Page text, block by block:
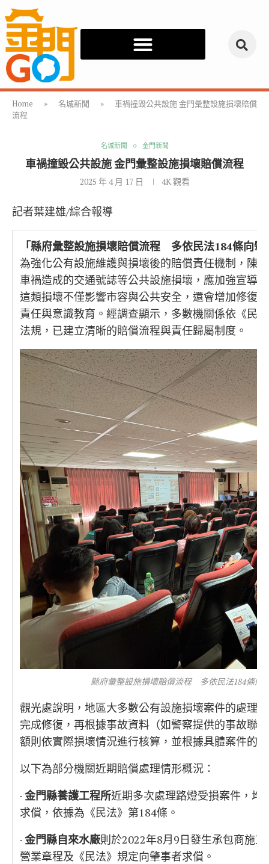
Home » 名城新聞 »
車禍撞毀公共設施 金門彙整設施損壞賠償
流程
名城新聞 金門新聞
車禍撞毀公共設施 金門彙整設施損壞賠償流程
2025 年 4 月 17 日 4K觀看
記者葉建雄/綜合報導
「縣府彙整設施損壞賠償流程 多依民法184條向肇
為強化公有設施維護與損壞後的賠償責任機制，陳
車禍造成的交通號誌等公共設施損壞，應加強宣導
這類損壞不僅影響市容與公共安全，還會增加修復
責任與意識教育。經調查顯示，多數機關係依《民
法規，已建立清晰的賠償流程與責任歸屬制度。
縣府彙整設施損壞賠償流程 多依民法184條向
觀光處說明，地區大多數公有設施損壞案件的處理
完成修復，再根據事故資料（如警察提供的事故聯
額則依實際損壞情況進行核算，並根據具體案件的
以下為部分機關近期賠償處理情形概況：
· 金門縣養護工程所近期多次處理路燈受損案件，均
求償，依據為《民法》第184條。
· 金門縣自來水廠則於2022年8月9日發生承包商施
營業章程及《民法》規定向肇事者求償。